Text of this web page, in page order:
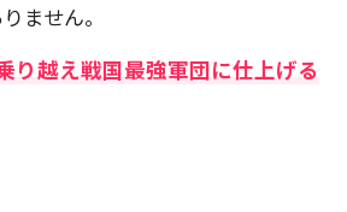
ません。
り越え戦国最強軍団に仕上げる